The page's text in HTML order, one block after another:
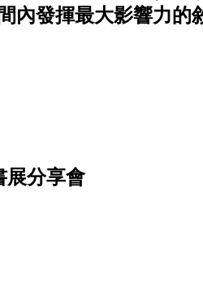
內發揮最大影響力的
展分享會